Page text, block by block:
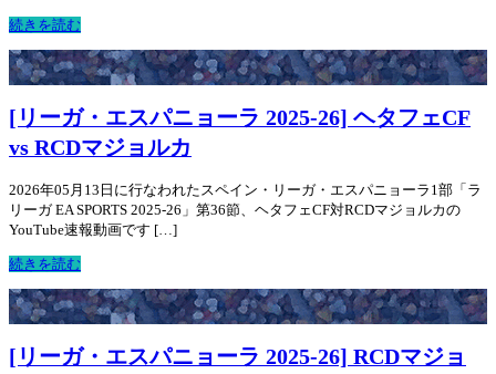
続きを読む
[リーガ・エスパニョーラ 2025-26] ヘタフェCF
vs RCDマジョルカ
2026年05月13日に行なわれたスペイン・リーガ・エスパニョーラ1部「ラ
リーガ EA SPORTS 2025-26」第36節、ヘタフェCF対RCDマジョルカの
YouTube速報動画です […]
続きを読む
[リーガ・エスパニョーラ 2025-26] RCDマジョ